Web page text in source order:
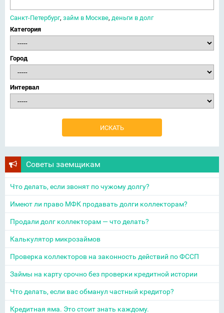
Санкт-Петербург, займ в Москве, деньги в долг
Категория
Город
Интервал
Советы заемщикам
Что делать, если звонят по чужому долгу?
Имеют ли право МФК продавать долги коллекторам?
Продали долг коллекторам — что делать?
Калькулятор микрозаймов
Проверка коллекторов на законность действий по ФССП
Займы на карту срочно без проверки кредитной истории
Что делать, если вас обманул частный кредитор?
Кредитная яма. Это стоит знать каждому.